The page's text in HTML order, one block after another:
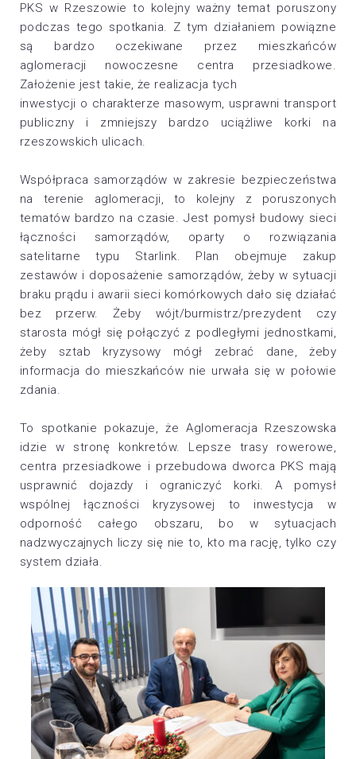
PKS w Rzeszowie to kolejny ważny temat poruszony
podczas tego spotkania. Z tym działaniem powiązne
są bardzo oczekiwane przez mieszkańców
aglomeracji nowoczesne centra przesiadkowe.
Założenie jest takie, że realizacja tych
inwestycji o charakterze masowym, usprawni transport
publiczny i zmniejszy bardzo uciążliwe korki na
rzeszowskich ulicach.
Współpraca samorządów w zakresie bezpieczeństwa
na terenie aglomeracji, to kolejny z poruszonych
tematów bardzo na czasie. Jest pomysł budowy sieci
łączności samorządów, oparty o rozwiązania
satelitarne typu Starlink. Plan obejmuje zakup
zestawów i doposażenie samorządów, żeby w sytuacji
braku prądu i awarii sieci komórkowych dało się działać
bez przerw. Żeby wójt/burmistrz/prezydent czy
starosta mógł się połączyć z podległymi jednostkami,
żeby sztab kryzysowy mógł zebrać dane, żeby
informacja do mieszkańców nie urwała się w połowie
zdania.
To spotkanie pokazuje, że Aglomeracja Rzeszowska
idzie w stronę konkretów. Lepsze trasy rowerowe,
centra przesiadkowe i przebudowa dworca PKS mają
usprawnić dojazdy i ograniczyć korki. A pomysł
wspólnej łączności kryzysowej to inwestycja w
odporność całego obszaru, bo w sytuacjach
nadzwyczajnych liczy się nie to, kto ma rację, tylko czy
system działa.